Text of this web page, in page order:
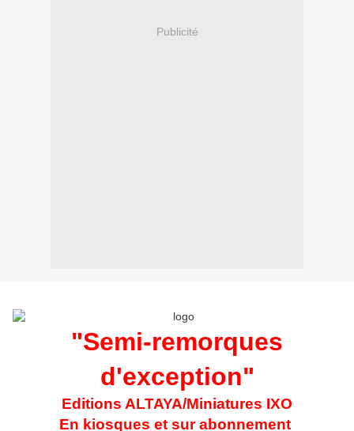
Publicité
"Semi-remorques
d'exception"
Editions ALTAYA/Miniatures IXO
En kiosques et sur abonnement